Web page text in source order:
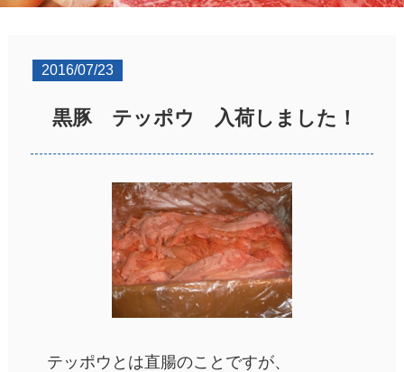
2016/07/23
黒豚 テッポウ 入荷しました！
テッポウとは直腸のことですが、